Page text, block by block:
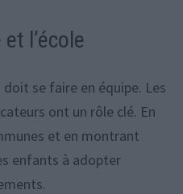
l’école
se faire en équipe. Les
ont un rôle clé. En
et en montrant
enfants à adopter